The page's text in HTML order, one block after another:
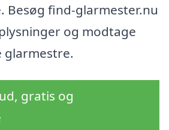
Besøg find-glarmester.nu
og modtage
glarmestre.
gratis og